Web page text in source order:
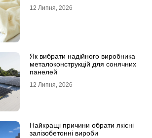
12 Липня, 2026
Як вибрати надійного виробника
металоконструкцій для сонячних
панелей
12 Липня, 2026
Найкращі причини обрати якісні
залізобетонні вироби